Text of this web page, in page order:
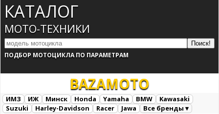
КАТАЛОГ
МОТО-ТЕХНИКИ
ПОДБОР МОТОЦИКЛА ПО ПАРАМЕТРАМ
BAZAMOTO
ИМЗ ИЖ Минск Honda Yamaha BMW
Kawasaki
Suzuki
Harley-Davidson Racer Jawa
Все бренды ▾